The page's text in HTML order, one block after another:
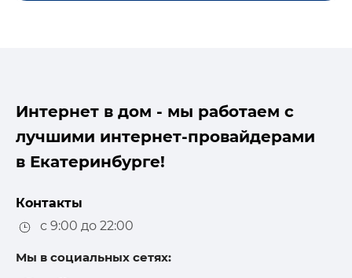
Интернет в дом - мы работаем с
лучшими интернет-провайдерами
в Екатеринбурге!
Контакты
с 9:00 до 22:00
Мы в социальных сетях: